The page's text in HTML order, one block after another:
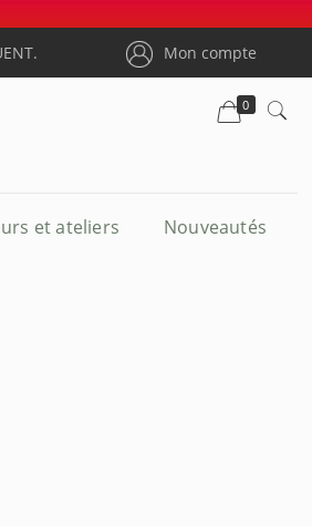
Mon compte
et ateliers Nouveautés
0